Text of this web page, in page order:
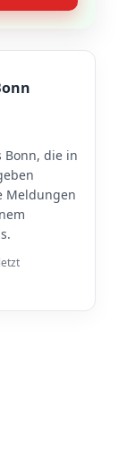
Bonn, die in
Meldungen